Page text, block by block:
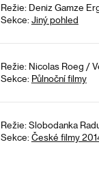
Režie: Deniz Gamze
Sekce: Jiný pohled
Režie: Nicolas Roeg /
Sekce: Půlnoční filmy
Režie: Slobodanka
Sekce: České filmy